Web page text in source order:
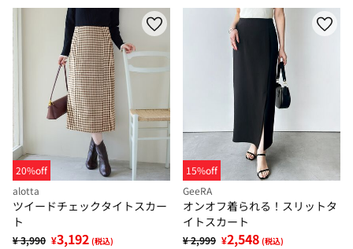
20%off
alotta
ツイードチェックタイトスカー
ト
¥ 3,990 ¥3,192 (税込)
15%off
GeeRA
オンオフ着られる！スリットタ
イトスカート
¥ 2,999 ¥2,548 (税込)